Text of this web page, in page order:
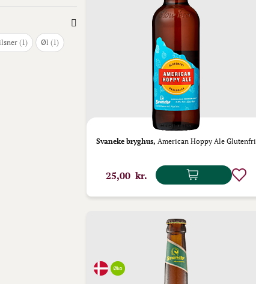
1
vare Øl 1
vare
Svaneke bryghus, American Hoppy Ale Glutenfri
25,00 kr.